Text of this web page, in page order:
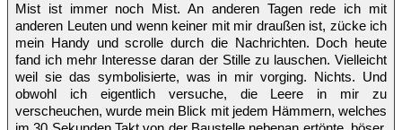
Mist ist immer noch Mist. An anderen Tagen rede ich mit
anderen Leuten und wenn keiner mit mir draußen ist, zücke ich
mein Handy und scrolle durch die Nachrichten. Doch heute
fand ich mehr Interesse daran der Stille zu lauschen. Vielleicht
weil sie das symbolisierte, was in mir vorging. Nichts. Und
obwohl ich eigentlich versuche, die Leere in mir zu
verscheuchen, wurde mein Blick mit jedem Hämmern, welches